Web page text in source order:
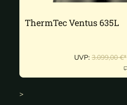
ThermTec Ventus 635L
UVP: 3.099,00 €*
>